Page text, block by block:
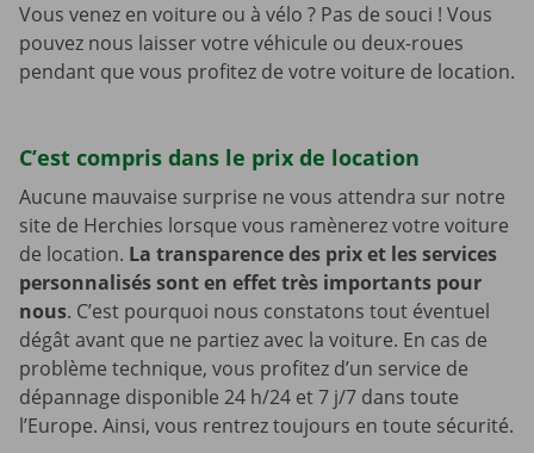
Vous venez en voiture ou à vélo ? Pas de souci ! Vous
pouvez nous laisser votre véhicule ou deux-roues
pendant que vous profitez de votre voiture de location.
C’est compris dans le prix de location
Aucune mauvaise surprise ne vous attendra sur notre
site de Herchies lorsque vous ramènerez votre voiture
de location. La transparence des prix et les services
personnalisés sont en effet très importants pour
nous. C’est pourquoi nous constatons tout éventuel
dégât avant que ne partiez avec la voiture. En cas de
problème technique, vous profitez d’un service de
dépannage disponible 24 h/24 et 7 j/7 dans toute
l’Europe. Ainsi, vous rentrez toujours en toute sécurité.